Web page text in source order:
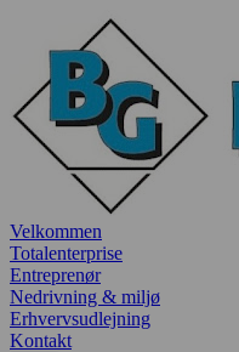
Velkommen
Totalenterprise
Entreprenør
Nedrivning & miljø
Erhvervsudlejning
Kontakt